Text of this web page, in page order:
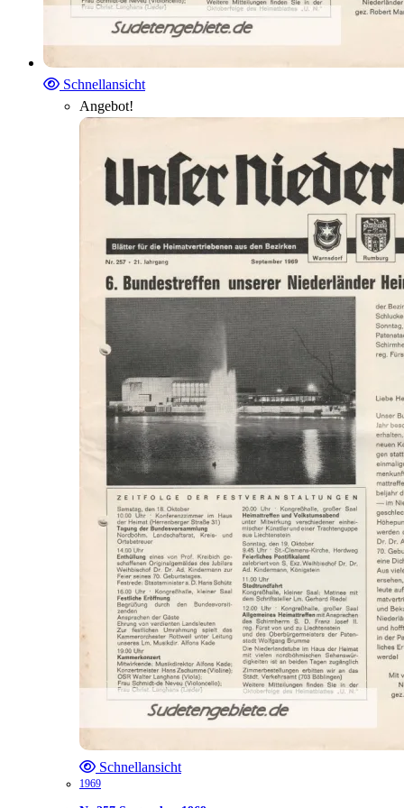
Schnellansicht
Angebot!
Schnellansicht
1969